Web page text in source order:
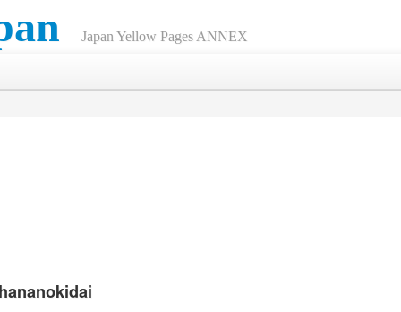
Japan Yellow Pages ANNEX